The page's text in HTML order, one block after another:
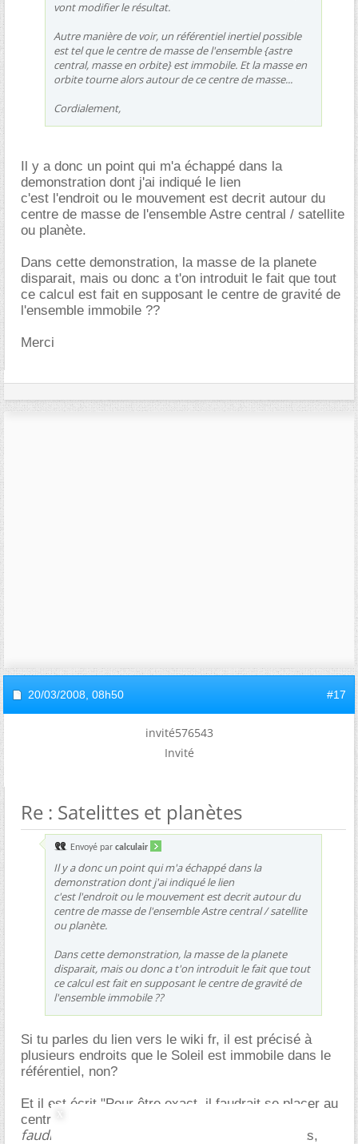
vont modifier le résultat.
Autre manière de voir, un référentiel inertiel possible
est tel que lecentre de massede l'ensemble {astre
central, masse en orbite} est immobile. Et la masse en
orbite tourne alors autour de ce centre de masse...
Cordialement,
Il y a donc un point qui m'a échappé dans la
demonstration dont j'ai indiqué le lien
c'est l'endroit ou le mouvement est decrit autour du
centre de masse de l'ensemble Astre central / satellite
ou planète.
Dans cette demonstration, la masse de la planete
disparait, mais ou donc a t'on introduit le fait que tout
ce calcul est fait en supposant le centre de gravité de
l'ensemble immobile ??
Merci
20/03/2008, 08h50 #17
invité576543
Invité
Re : Satelittes et planètes
Envoyé par calculair
Il y a donc un point qui m'a échappé dans la
demonstration dont j'ai indiqué le lien
c'est l'endroit ou le mouvement est decrit autour du
centre de masse de l'ensemble Astre central / satellite
ou planète.
Dans cette demonstration, la masse de la planete
disparait, mais ou donc a t'on introduit le fait que tout
ce calcul est fait en supposant le centre de gravité de
l'ensemble immobile ??
Si tu parles du lien vers le wiki fr, il est précisé à
plusieurs endroits que le Soleil est immobile dans le
référentiel, non?
Et il est écrit "Pour être exact, il faudrait se placer au
centre de gravité du système Soleil - planète."
faudrait
, conditionnel, donc le texte ne le fait pas,